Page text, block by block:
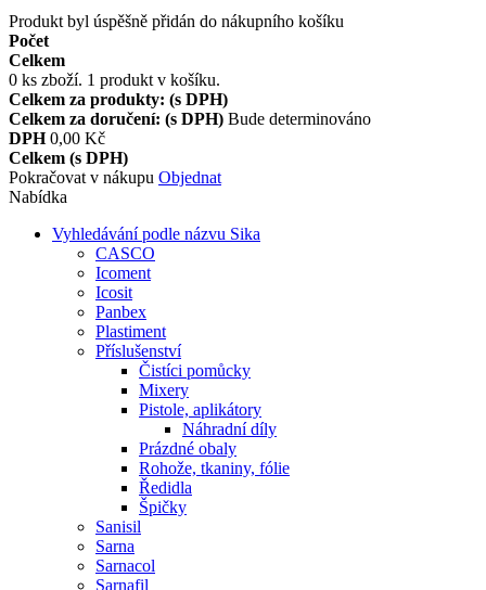
Produkt byl úspěšně přidán do nákupního košíku
Počet
Celkem
0 ks zboží. 1 produkt v košíku.
Celkem za produkty: (s DPH)
Celkem za doručení: (s DPH) Bude determinováno
DPH 0,00 Kč
Celkem (s DPH)
Pokračovat v nákupu Objednat
Nabídka
Vyhledávání podle názvu Sika
CASCO
Icoment
Icosit
Panbex
Plastiment
Příslušenství
Čistíci pomůcky
Mixery
Pistole, aplikátory
Náhradní díly
Prázdné obaly
Rohože, tkaniny, fólie
Ředidla
Špičky
Sanisil
Sarna
Sarnacol
Sarnafil